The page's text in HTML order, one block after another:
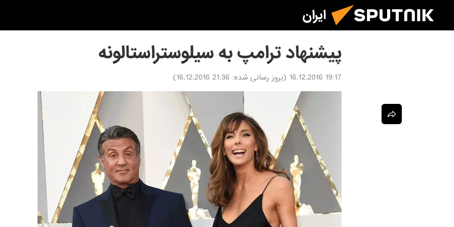
ایران
پیشنهاد ترامپ به سیلوستراستالونه
19:17 16.12.2016 (بروز رسانی شده: 21:36 16.12.2016
)